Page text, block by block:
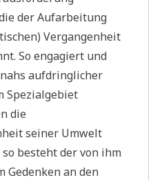
der Aufarbeitung
Vergangenheit
So engagiert und
aufdringlicher
Spezialgebiet
die
seiner Umwelt
besteht der von ihm
Gedenken an den